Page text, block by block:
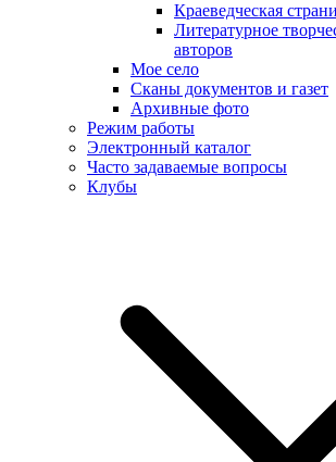
Краеведческая
Литературное
авторов
Мое село
Сканы документов и газет
Архивные фото
Режим работы
Электронный каталог
Часто задаваемые вопросы
Клубы